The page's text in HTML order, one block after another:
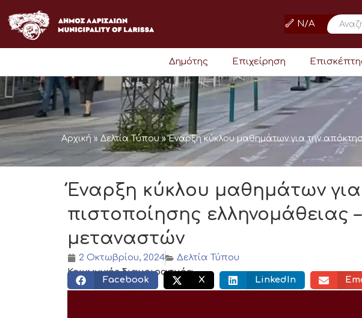
στο
περιεχόμενο
N/A
Δημότης Επιχείρηση
Αρχική » Δελτία Τύπου»Έναρξη κύκλου μαθημάτων για την
Έναρξη κύκλου μαθημάτων
πιστοποίησης ελληνομάθειας
μεταναστών
2 Οκτωβρίου, 2024
Δελτία Τύπου
Κοινωνικός διαμοιρασμός:
Facebook X LinkedIn